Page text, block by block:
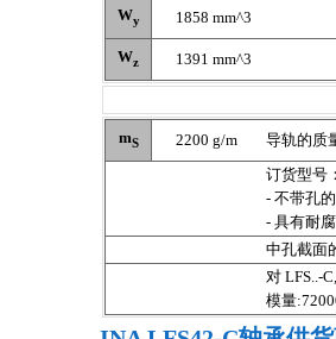
Wy 1858 mm^3
Wz 1391 mm^3
mS 2200 g/m
导轨的质
订货型号
- 不带孔
- 具有耐
中孔截面
对 LFS..-
模量